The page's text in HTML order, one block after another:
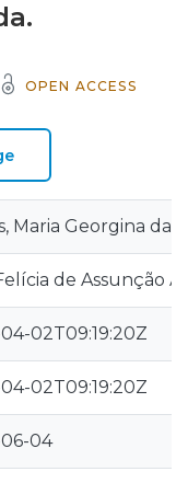
OPEN ACCESS
Maria Georgina da
de Assunção
02T09:19:20Z
02T09:19:20Z
04